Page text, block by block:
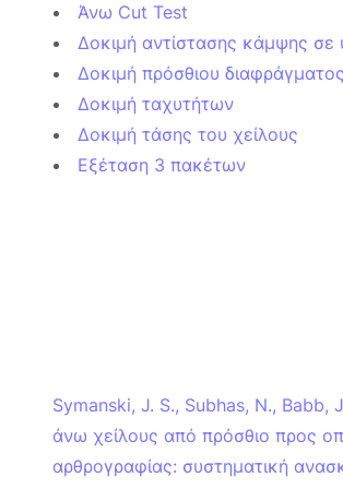
Άνω Cut Test
Δοκιμή αντίστασης κάμψης σε
Δοκιμή πρόσθιου διαφράγματος
Δοκιμή ταχυτήτων
Δοκιμή τάσης του χείλους
Εξέταση 3 πακέτων
Symanski, J. S., Subhas, N.,
άνω χείλους από πρόσθιο προς
αρθρογραφίας: συστηματική